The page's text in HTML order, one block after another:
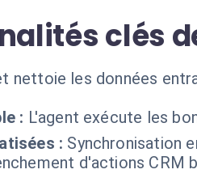
clés
nettoie les données
: L'agent exécute les
: Synchronisation
d'actions CRM